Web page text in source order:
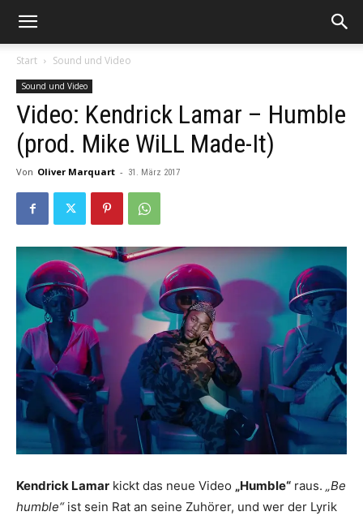
Start Sound und Video
Sound und Video
Video: Kendrick Lamar – Humble
(prod. Mike WiLL Made-It)
Von Oliver Marquart - 31. März 2017
Kendrick Lamar kickt das neue Video „Humble“ raus. „Be
humble“ist sein Rat an seine Zuhörer, und wer der Lyrik